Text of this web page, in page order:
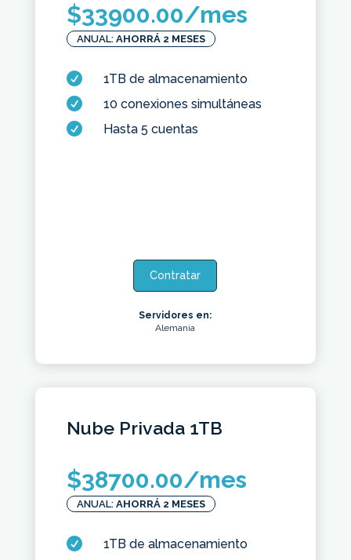
$33900.00/mes
ANUAL: AHORRÁ 2 MESES
 1TB de almacenamiento
 10 conexiones simultáneas
 Hasta 5 cuentas
Contratar
Servidores en:
Alemania
Nube Privada 1TB
$38700.00/mes
ANUAL: AHORRÁ 2 MESES
 1TB de almacenamiento